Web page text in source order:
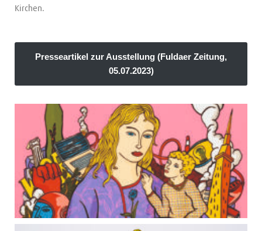
Kirchen.
Presseartikel zur Ausstellung (Fuldaer Zeitung,
05.07.2023)